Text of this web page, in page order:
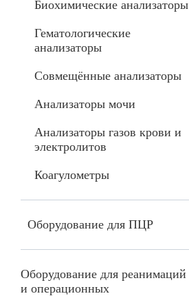
Биохимические анализаторы
Гематологические
анализаторы
Совмещённые анализаторы
Анализаторы мочи
Анализаторы газов крови и
электролитов
Коагулометры
Оборудование для ПЦР
Оборудование для реанимаций
и операционных